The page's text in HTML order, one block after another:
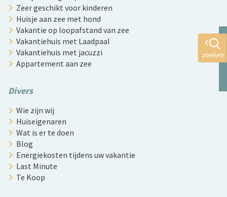
Zeer geschikt voor kinderen
Huisje aan zee met hond
Vakantie op loopafstand van zee
Vakantiehuis met Laadpaal
Vakantiehuis met jacuzzi
Appartement aan zee
Divers
Wie zijn wij
Huiseigenaren
Wat is er te doen
Blog
Energiekosten tijdens uw vakantie
Last Minute
Te Koop
zoeken